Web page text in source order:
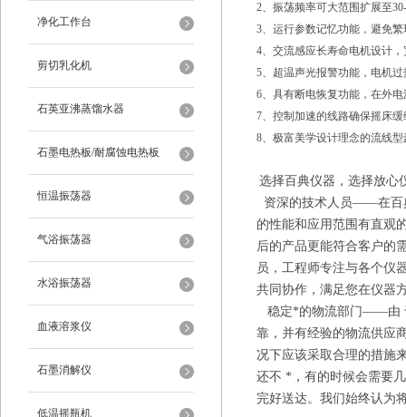
净化工作台
剪切乳化机
石英亚沸蒸馏水器
石墨电热板/耐腐蚀电热板
恒温振荡器
气浴振荡器
水浴振荡器
血液溶浆仪
石墨消解仪
低温摇瓶机
2、振荡频率可大范围扩展至
3、运行参数记忆功能，避免
4、交流感应长寿命电机设计
5、超温声光报警功能，电机
6、具有断电恢复功能，在外
7、控制加速的线路确保摇床
8、极富美学设计理念的流线
选择百典仪器 ，选择放心
资深的技术人员——在
的性能和应用范围有直观
后的产品更能符合客户的
员，工程师专注与各个仪
共同协作，满足您在仪器
稳定*的物流部门——由
靠，并有经验的物流供应
况下应该采取合理的措施
还不 *，有的时候会需要
完好送达。我们始终认为